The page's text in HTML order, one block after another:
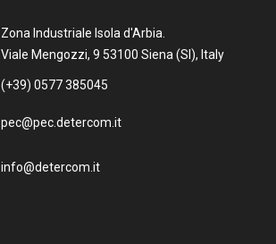
Zona Industriale Isola d'Arbia.
Viale Mengozzi, 9 53100 Siena (SI), Italy
(+39) 0577 385045
pec@pec.detercom.it
info@detercom.it